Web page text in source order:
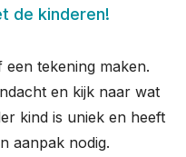
de kinderen!
tekening maken.
en kijk naar wat
kind is uniek en heeft
aanpak nodig.